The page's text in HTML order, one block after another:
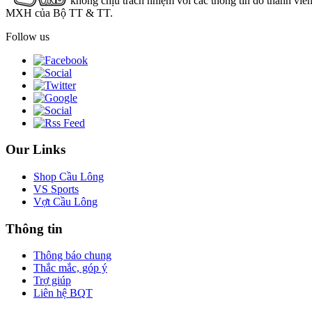
MXH của Bộ TT & TT.
Follow us
Our Links
Shop Cầu Lông
VS Sports
Vợt Cầu Lông
Thông tin
Thông báo chung
Thắc mắc, góp ý
Trợ giúp
Liên hệ BQT